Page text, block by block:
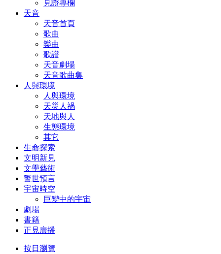
見證專欄
天音
天音首頁
歌曲
樂曲
歌譜
天音劇場
天音歌曲集
人與環境
人與環境
天災人禍
天地與人
生態環境
其它
生命探索
文明新見
文學藝術
警世預言
宇宙時空
巨變中的宇宙
劇場
書籍
正見廣播
按日瀏覽